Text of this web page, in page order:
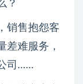
？
销售抱怨客
差难服务，
司……